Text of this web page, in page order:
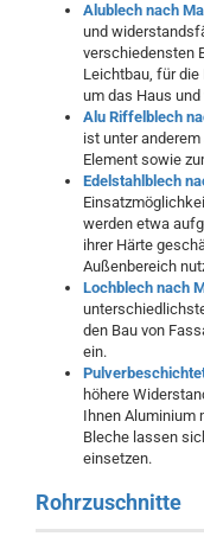
Alublech nach
und
verschiedensten
Leichtbau, für die
um das Haus und
Alu Riffelblech
ist unter
Element sowie
Edelstahlblech
werden etwa
ihrer Härte
Außenbereich
Lochblech nach
den Bau von
ein.
höhere
Ihnen Aluminium
Bleche lassen
einsetzen.
Rohrzuschnitte